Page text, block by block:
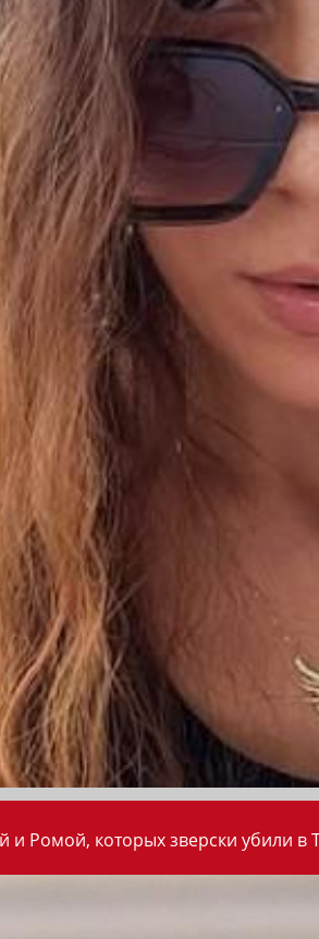
Ромой, которых зверски убили в